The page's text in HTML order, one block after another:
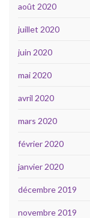
août 2020
juillet 2020
juin 2020
mai 2020
avril 2020
mars 2020
février 2020
janvier 2020
décembre 2019
novembre 2019